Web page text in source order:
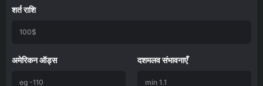
शर्त राशि
अमेरिकन ऑड्स दशमलव संभावनाएँ